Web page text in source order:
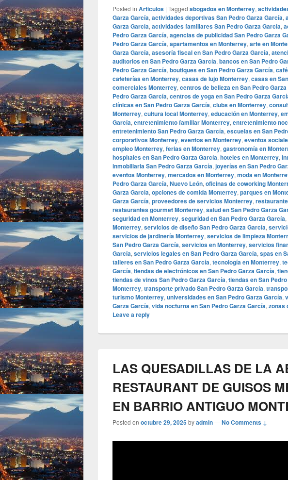
Posted in Articulos | Tagged abogados en Monterrey,
Garza García, actividades deportivas San Pedro Garza García,
Garza García, actividades familiares San Pedro Garza García,
Pedro Garza García, agencias de publicidad San Pedro Garza
Pedro Garza García, apartamentos en Monterrey, arte en
Garza García, asesoría fiscal en San Pedro Garza García,
auditorios en San Pedro Garza García, bancos en San Pedro
Pedro Garza García, boutiques en San Pedro Garza García,
cafeterías en Monterrey, casas de lujo Monterrey, casas en
comerciales Monterrey, centros de belleza en San Pedro
Pedro Garza García, centros de yoga en San Pedro Garza
clínicas en San Pedro Garza García, clubs en Monterrey,
Monterrey, cultura local Monterrey, educación en Monterrey,
García, entretenimiento familiar Monterrey, entretenimiento
entretenimiento San Pedro Garza García, escuelas en San
corporativos Monterrey, eventos en Monterrey, eventos
empleo Monterrey, ferias en Monterrey, gastronomía en
hospitales en San Pedro Garza García, hoteles en Monterrey,
inmobiliaria San Pedro Garza García, joyerías en San Pedro
eventos Monterrey, mercados en Monterrey, moda en
Pedro Garza García, Nuevo León, oficinas de coworking
Garza García, opciones de comida Monterrey, parques en
Garza García, proveedores de servicios Monterrey,
restaurantes gourmet Monterrey, salud en San Pedro Garza
seguridad en Monterrey, seguridad en San Pedro Garza García,
Monterrey, servicios de diseño San Pedro Garza García,
servicios de jardinería Monterrey, servicios de limpieza
San Pedro Garza García, servicios en Monterrey, servicios
García, servicios legales en San Pedro Garza García, spas en
talleres en San Pedro Garza García, tecnología en Monterrey,
García, tiendas de electrónicos en San Pedro Garza García,
tiendas de vinos San Pedro Garza García, tiendas en San
Monterrey, transporte privado San Pedro Garza García,
turismo Monterrey, universidades en San Pedro Garza García,
Garza García, vida nocturna en San Pedro Garza García, zonas
Leave a reply
LAS QUESADILLAS DE LA
RESTAURANT DE GUISOS
EN BARRIO ANTIGUO
Posted on octubre 29, 2025byadmin—No Comments ↓